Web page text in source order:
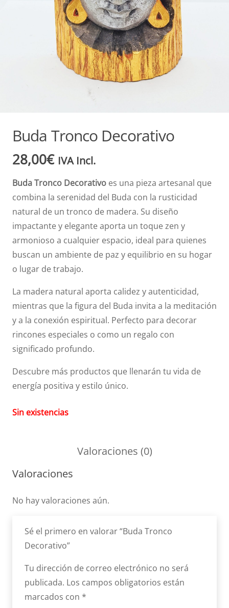
Buda Tronco Decorativo
28,00€ IVA Incl.
Buda Tronco Decorativo es una pieza artesanal que
combina la serenidad del Buda con la rusticidad
natural de un tronco de madera. Su diseño
impactante y elegante aporta un toque zen y
armonioso a cualquier espacio, ideal para quienes
buscan un ambiente de paz y equilibrio en su hogar
o lugar de trabajo.
La madera natural aporta calidez y autenticidad,
mientras que la figura del Buda invita a la meditación
y a la conexión espiritual. Perfecto para decorar
rincones especiales o como un regalo con
significado profundo.
Descubre más productos que llenarán tu vida de
energía positiva y estilo único.
Sin existencias
Valoraciones (0)
Valoraciones
No hay valoraciones aún.
Sé el primero en valorar “Buda Tronco
Decorativo”
Tu dirección de correo electrónico no será
publicada. Los campos obligatorios están
marcados con *